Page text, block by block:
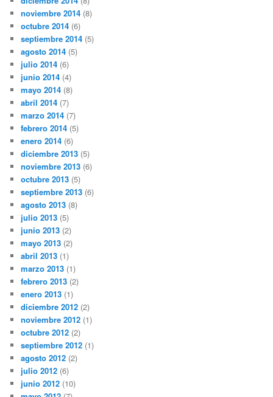
noviembre 2014 (8)
octubre 2014 (6)
septiembre 2014 (5)
agosto 2014 (5)
julio 2014 (6)
junio 2014 (4)
mayo 2014 (8)
abril 2014 (7)
marzo 2014 (7)
febrero 2014 (5)
enero 2014 (6)
diciembre 2013 (5)
noviembre 2013 (6)
octubre 2013 (5)
septiembre 2013 (6)
agosto 2013 (8)
julio 2013 (5)
junio 2013 (2)
mayo 2013 (2)
abril 2013 (1)
marzo 2013 (1)
febrero 2013 (2)
enero 2013 (1)
diciembre 2012 (2)
noviembre 2012 (1)
octubre 2012 (2)
septiembre 2012 (1)
agosto 2012 (2)
julio 2012 (6)
junio 2012 (10)